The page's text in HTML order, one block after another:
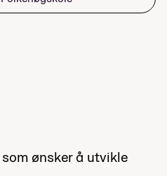
ønsker å utvikle